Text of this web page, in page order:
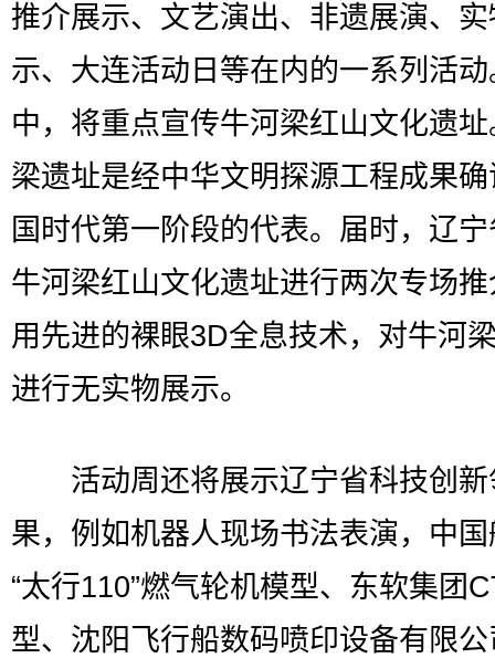
推介展示、文艺演出、非遗展演、
示、大连活动日等在内的一系列活
中，将重点宣传牛河梁红山文化遗
梁遗址是经中华文明探源工程成果
国时代第一阶段的代表。届时，辽
牛河梁红山文化遗址进行两次专场
用先进的裸眼3D全息技术，对牛河
进行无实物展示。
活动周还将展示辽宁省科技创新
果，例如机器人现场书法表演，中
“太行110”燃气轮机模型、东软集团
型、沈阳飞行船数码喷印设备有限